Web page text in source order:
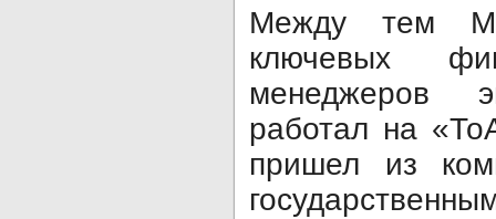
Между тем
ключевых
менеджеров
работал на
пришел из